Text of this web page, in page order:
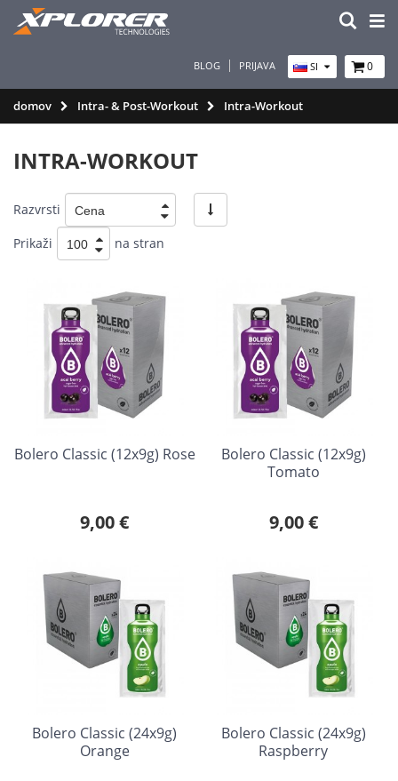
BLOG PRIJAVA SI 0
domov Intra- & Post-Workout Intra-Workout
INTRA-WORKOUT
Razvrsti
Prikaži
na stran
Bolero Classic (12x9g) Rose
9,00 €
Bolero Classic (12x9g)
Tomato
9,00 €
Bolero Classic (24x9g)
Orange
Bolero Classic (24x9g)
Raspberry